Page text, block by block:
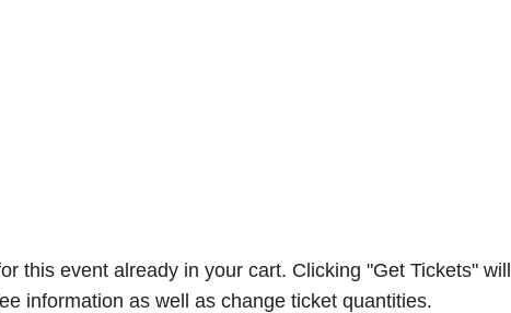
this event already in your cart. Clicking "Get Tickets" will
information as well as change ticket quantities.